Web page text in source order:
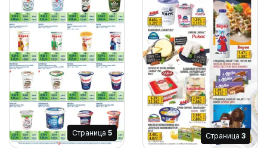
Cтраница 5 Cтраница 3